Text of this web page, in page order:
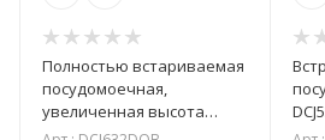
Полностью встариваемая
посудомоечная,
увеличенная высота
DCJ632DQB De Dietrich